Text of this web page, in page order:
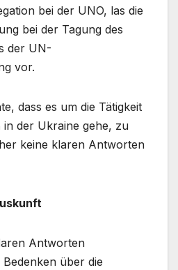
bei der UNO, las die
bei der Tagung des
der UN-
vor.
dass es um die Tätigkeit
der Ukraine gehe, zu
keine klaren Antworten
Antworten
über die